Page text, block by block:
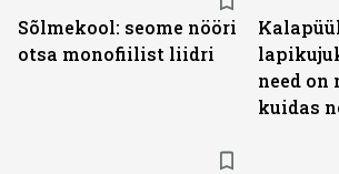
Sõlmekool: seome nööri
otsa monofiilist liidri
need on
kuidas